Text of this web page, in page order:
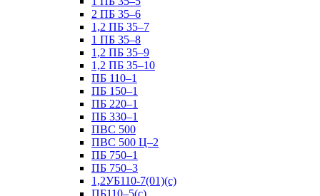
2 ПБ 35–6
1,2 ПБ 35–7
1 ПБ 35–8
1,2 ПБ 35–9
1,2 ПБ 35–10
ПБ 110–1
ПБ 150–1
ПБ 220–1
ПБ 330–1
ПВС 500
ПВС 500 Ц–2
ПБ 750–1
ПБ 750–3
1,2УБ110-7(01)(с)
ПБ110–5(с)